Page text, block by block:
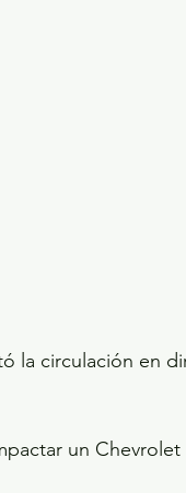
la circulación en
un